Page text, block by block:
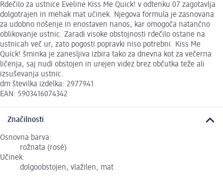
Rdečilo za ustnice Eveline Kiss Me Quick! v odtenku 07 zagotavlja
dolgotrajen in mehak mat učinek. Njegova formula je zasnovana
za udobno nošenje in enostaven nanos, kar omogoča natančno
oblikovanje ustnic. Zaradi visoke obstojnosti rdečilo ostane na
ustnicah več ur, zato pogosti popravki niso potrebni. Kiss Me
Quick! šminka je zanesljiva izbira tako za dnevna kot za večerna
ličenja, saj nudi obstojen in urejen videz brez občutka teže ali
izsuševanja ustnic.
dm številka izdelka: 2977941
EAN: 5903416074342
Značilnosti
Osnovna barva:
rožnata (rosé)
Učinek:
dolgoobstojen, vlažilen, mat